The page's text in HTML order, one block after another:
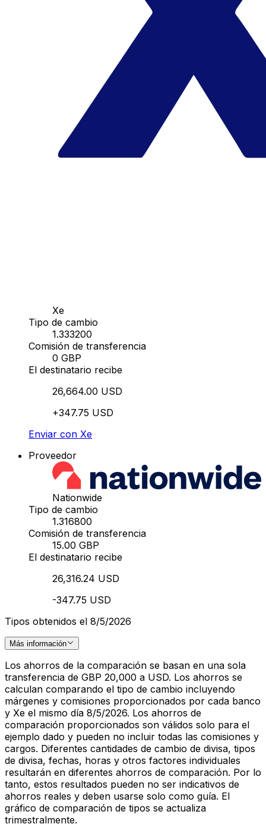
Xe
Tipo de cambio
1.333200
Comisión de transferencia
0 GBP
El destinatario recibe
26,664.00 USD
+347.75 USD
Enviar con Xe
Proveedor
Nationwide
Tipo de cambio
1.316800
Comisión de transferencia
15.00 GBP
El destinatario recibe
26,316.24 USD
-347.75 USD
Tipos obtenidos el 8/5/2026
Más información
Los ahorros de la comparación se basan en una sola
transferencia de GBP 20,000 a USD. Los ahorros se
calculan comparando el tipo de cambio incluyendo
márgenes y comisiones proporcionados por cada banco
y Xe el mismo día 8/5/2026. Los ahorros de
comparación proporcionados son válidos solo para el
ejemplo dado y pueden no incluir todas las comisiones y
cargos. Diferentes cantidades de cambio de divisa, tipos
de divisa, fechas, horas y otros factores individuales
resultarán en diferentes ahorros de comparación. Por lo
tanto, estos resultados pueden no ser indicativos de
ahorros reales y deben usarse solo como guía. El
gráfico de comparación de tipos se actualiza
trimestralmente.